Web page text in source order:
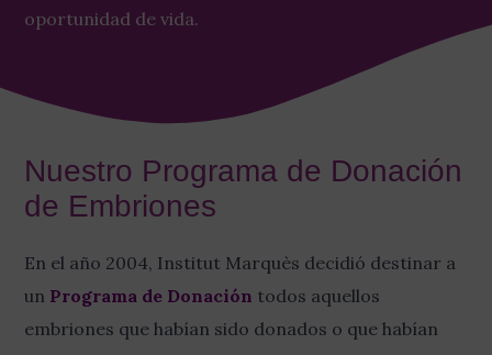
oportunidad de vida.
Nuestro Programa de Donación
de Embriones
En el año 2004, Institut Marquès decidió destinar a
un Programa de Donación todos aquellos
embriones que habían sido donados o que habían